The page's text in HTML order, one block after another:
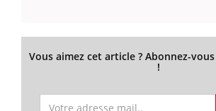
Vous aimez cet article ? Abonnez-
!